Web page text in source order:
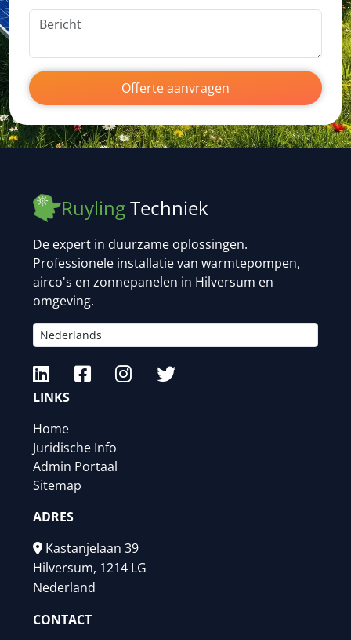
Offerte aanvragen
RuylingTechniek
De expert in duurzame oplossingen.
Professionele installatie van warmtepompen,
airco's en zonnepanelen in Hilversum en
omgeving.
LINKS
Home
Juridische Info
Admin Portaal
Sitemap
ADRES
Kastanjelaan 39
Hilversum, 1214 LG
Nederland
CONTACT